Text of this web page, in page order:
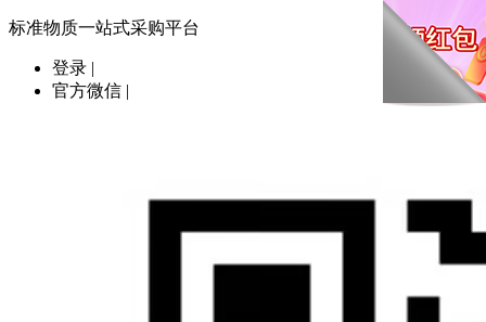
标准物质一站式采购平台
登录 |
官方微信 |